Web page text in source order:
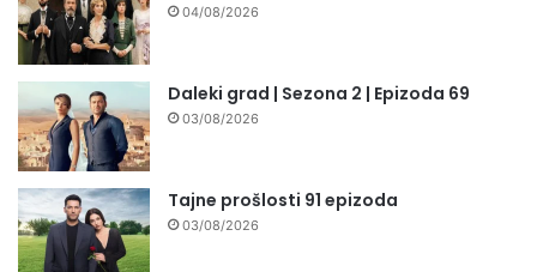
04/08/2026
Daleki grad | Sezona 2 | Epizoda 69
03/08/2026
Tajne prošlosti 91 epizoda
03/08/2026